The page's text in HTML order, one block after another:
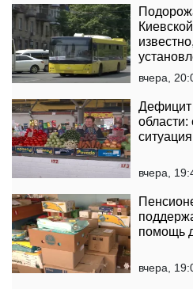
вчера,
Дефицит
ситуация
вчера,
помощь
вчера,